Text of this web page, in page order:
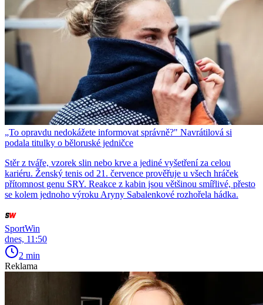
„To opravdu nedokážete informovat správně?" Navrátilová si
podala titulky o běloruské jedničce
Stěr z tváře, vzorek slin nebo krve a jediné vyšetření za celou
kariéru. Ženský tenis od 21. července prověřuje u všech hráček
přítomnost genu SRY. Reakce z kabin jsou většinou smířlivé, přesto
se kolem jednoho výroku Aryny Sabalenkové rozhořela hádka.
SportWin
dnes, 11:50
2 min
Reklama